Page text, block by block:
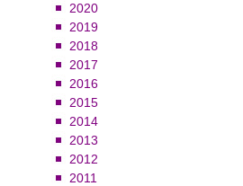
2020
2019
2018
2017
2016
2015
2014
2013
2012
2011